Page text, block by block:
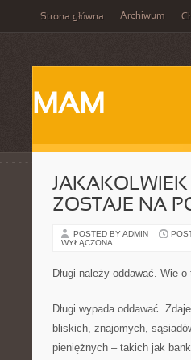
Strona główna Archiwum
MAM
ZOSTAJE NA
POSTED BY ADMIN
WYŁĄCZONA
Długi należy oddawać. Wie
Długi wypada oddawać.
bliskich, znajomych,
pieniężnych – takich jak